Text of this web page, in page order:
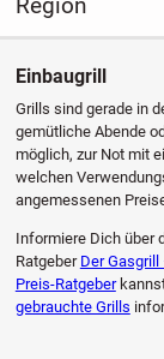
Einbaugrill
Grills sind gerade in
gemütliche Abende
möglich, zur Not mit
welchen
angemessenen
Informiere Dich über
Ratgeber Der
Preis-Ratgeber
gebrauchte Grills